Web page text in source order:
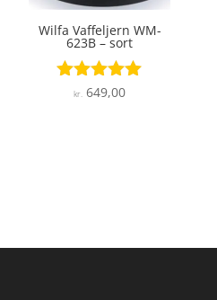
Wilfa Vaffeljern WM-
623B – sort
Vurderet
kr. 649,00